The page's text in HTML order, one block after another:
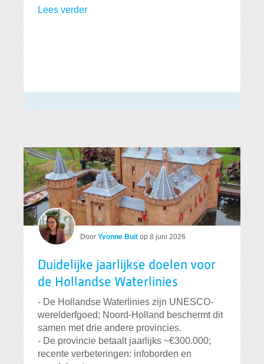
Lees verder
Door Yvonne Buit op 8 juni 2026
Duidelijke jaarlijkse doelen voor
de Hollandse Waterlinies
- De Hollandse Waterlinies zijn UNESCO-
werelderfgoed; Noord-Holland beschermt dit
samen met drie andere provincies.
- De provincie betaalt jaarlijks ~€300.000;
recente verbeteringen: info­borden en